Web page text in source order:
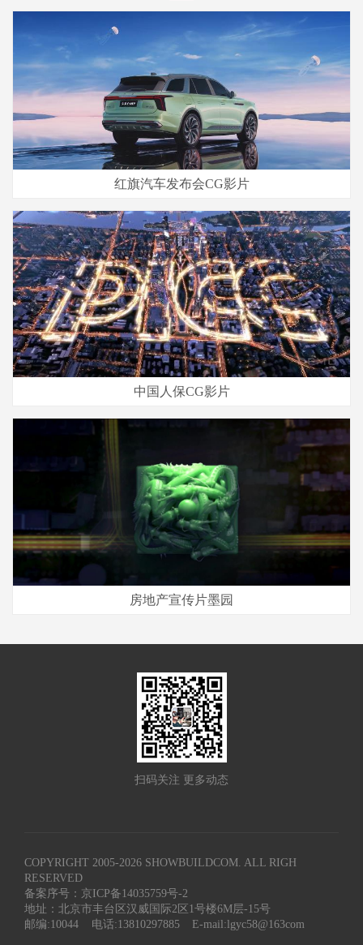
红旗汽车发布会CG影片
中国人保CG影片
房地产宣传片墨园
扫码关注 更多动态
COPYRIGHT 2005-2026 SHOWBUILDCOM. ALL RIGH
RESERVED
备案序号：京ICP备14035759号-2
地址：北京市丰台区汉威国际2区1号楼6M层-15号
邮编:10044
电话:13810297885 E-mail:lgyc58@163com